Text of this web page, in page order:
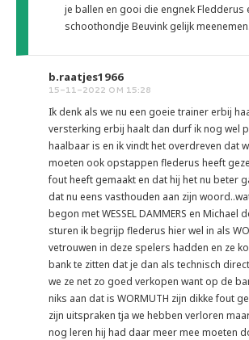
je ballen en gooi die engnek Fledderus
schoothondje Beuvink gelijk meenemen.
b.raatjes1966
15-11-2022 OM 15:28
Ik denk als we nu een goeie trainer erbij
versterking erbij haalt dan durf ik nog wel
haalbaar is en ik vindt het overdreven dat
moeten ook opstappen flederus heeft
fout heeft gemaakt en dat hij het nu beter
dat nu eens vasthouden aan zijn
begon met WESSEL DAMMERS en Michael
sturen ik begrijp flederus hier wel in als
vetrouwen in deze spelers hadden en ze
bank te zitten dat je dan als technisch
we ze net zo goed verkopen want op de
niks aan dat is WORMUTH zijn dikke fout
zijn uitspraken tja we hebben verloren
nog leren hij had daar meer mee moeten